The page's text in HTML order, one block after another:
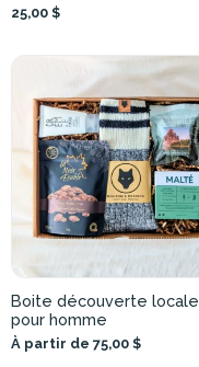
25,00 $
Boite découverte locale
pour homme
À partir de 75,00 $